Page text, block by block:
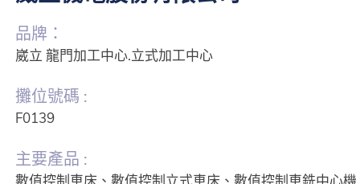
品牌：
崴立 龍門加工中心.立式加工中心
攤位號碼 :
F0139
主要產品 :